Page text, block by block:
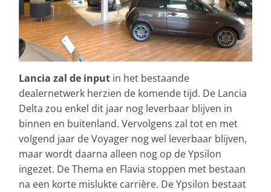
Lancia zal de input in het bestaande
dealernetwerk herzien de komende tijd. De Lancia
Delta zou enkel dit jaar nog leverbaar blijven in
binnen en buitenland. Vervolgens zal tot en met
volgend jaar de Voyager nog wel leverbaar blijven,
maar wordt daarna alleen nog op de Ypsilon
ingezet. De Thema en Flavia stoppen met bestaan
na een korte mislukte carrière. De Ypsilon bestaat